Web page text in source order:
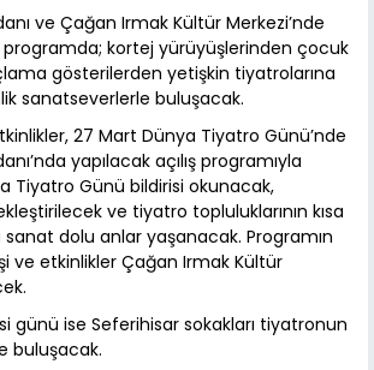
ve Çağan Irmak Kültür Merkezi’nde
kortej yürüyüşlerinden çocuk
gösterilerden yetişkin tiyatrolarına
sanatseverlerle buluşacak.
27 Mart Dünya Tiyatro Günü’nde
yapılacak açılış programıyla
Tiyatro Günü bildirisi okunacak,
ve tiyatro topluluklarının kısa
dolu anlar yaşanacak. Programın
ve etkinlikler Çağan Irmak Kültür
günü ise Seferihisar sokakları tiyatronun
buluşacak.